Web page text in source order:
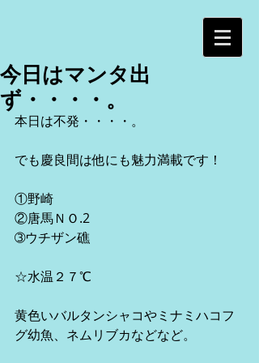
今日はマンタ出
ず・・・・。
本日は不発・・・・。
でも慶良間は他にも魅力満載です！
①野崎
②唐馬ＮＯ.2
➂ウチザン礁
☆水温２７℃
黄色いバルタンシャコやミナミハコフ
グ幼魚、ネムリブカなどなど。